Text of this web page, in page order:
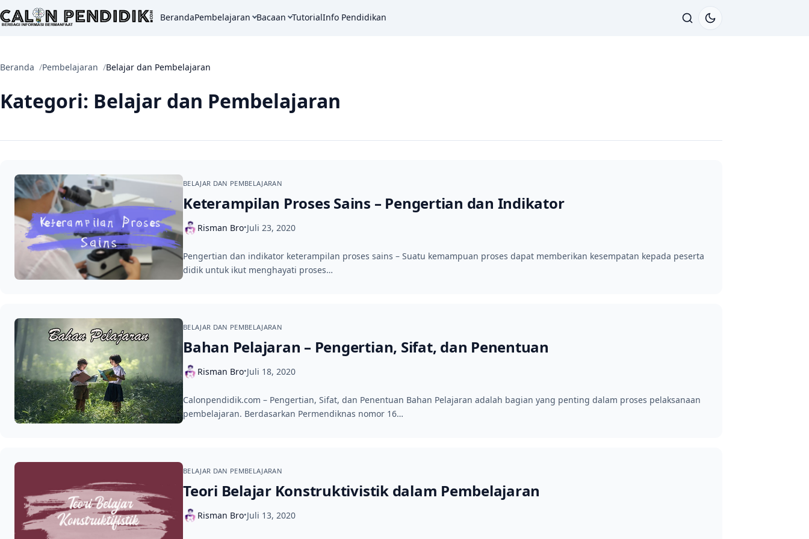
BerandaPembelajaran Bacaan TutorialInfo Pendidikan
Beranda Pembelajaran Belajar dan Pembelajaran
Kategori: Belajar dan Pembelajaran
BELAJAR DAN PEMBELAJARAN
Keterampilan Proses Sains – Pengertian dan Indikator
Risman Bro•Juli 23, 2020
Pengertian dan indikator keterampilan proses sains – Suatu kemampuan proses dapat memberikan kesempatan kepada peserta
didik untuk ikut menghayati proses…
BELAJAR DAN PEMBELAJARAN
Bahan Pelajaran – Pengertian, Sifat, dan Penentuan
Risman Bro•Juli 18, 2020
Calonpendidik.com – Pengertian, Sifat, dan Penentuan Bahan Pelajaran adalah bagian yang penting dalam proses pelaksanaan
pembelajaran. Berdasarkan Permendiknas nomor 16…
BELAJAR DAN PEMBELAJARAN
Teori Belajar Konstruktivistik dalam Pembelajaran
Risman Bro•Juli 13, 2020